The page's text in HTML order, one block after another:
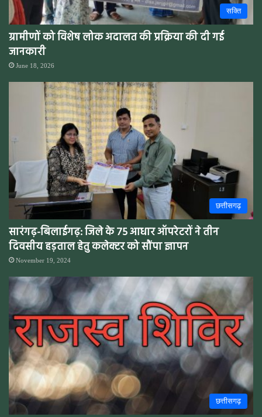
सक्ति
ग्रामीणों को विशेष लोक अदालत की प्रक्रिया की दी गई
जानकारी
June 18, 2026
छत्तीसगढ़
सारंगढ़-बिलाईगढ़: जिले के 75 आधार ऑपरेटरों ने तीन
दिवसीय हड़ताल हेतु कलेक्टर को सौंपा ज्ञापन
November 19, 2024
छत्तीसगढ़